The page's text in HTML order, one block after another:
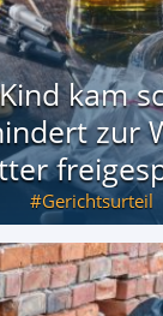
kam
zur
Gerichtsurteil
freigesprochen!